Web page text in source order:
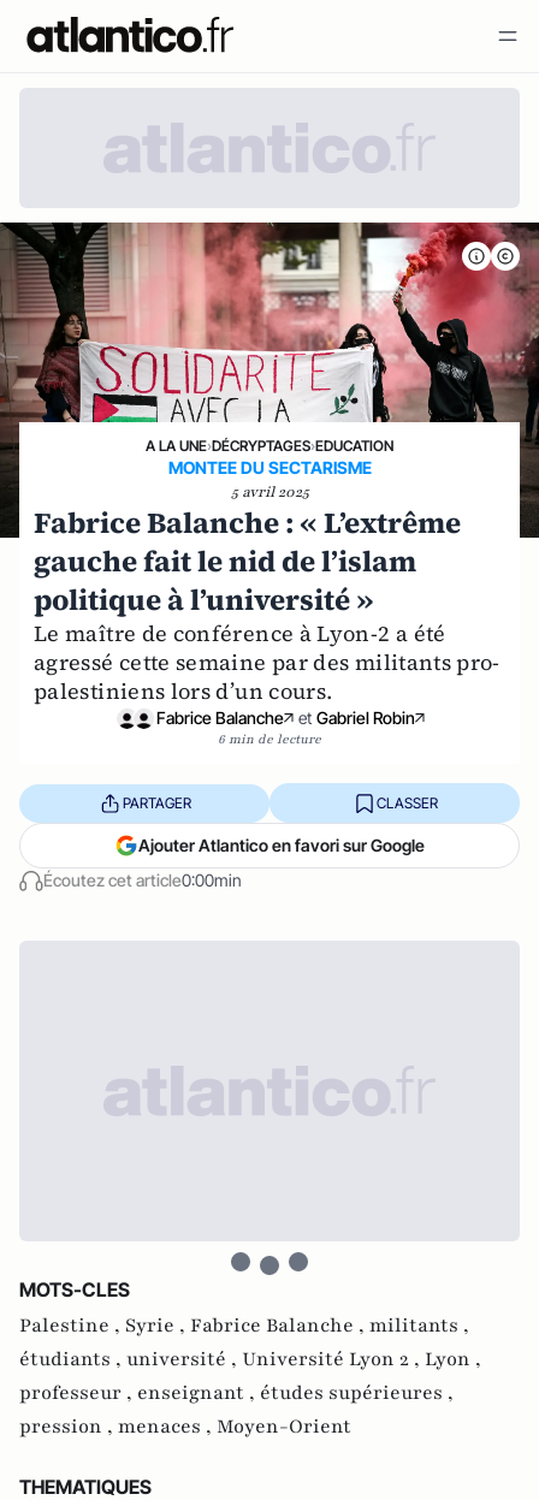
A LA UNE›DÉCRYPTAGES›EDUCATION
MONTEE DU SECTARISME
5 avril 2025
Fabrice Balanche : « L’extrême
gauche fait le nid de l’islam
politique à l’université »
Le maître de conférence à Lyon-2 a été
agressé cette semaine par des militants pro-
palestiniens lors d’un cours.
Fabrice Balanche et Gabriel Robin
6 min de lecture
Écoutez cet article0:00min
PARTAGER CLASSER
Ajouter Atlantico en favori sur Google
MOTS-CLES
Palestine , Syrie , Fabrice Balanche , militants ,
étudiants , université , Université Lyon 2 , Lyon ,
professeur , enseignant , études supérieures ,
pression , menaces , Moyen-Orient
THEMATIQUES